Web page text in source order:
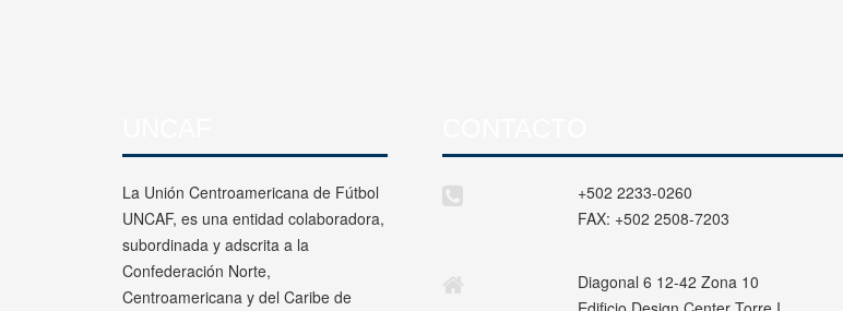
La Unión Centroamericana de Fútbol
UNCAF, es una entidad colaboradora,
subordinada y adscrita a la
Confederación Norte,
Centroamericana y del Caribe de
+502 2233-0260
FAX: +502 2508-7203
Diagonal 6 12-42 Zona 10